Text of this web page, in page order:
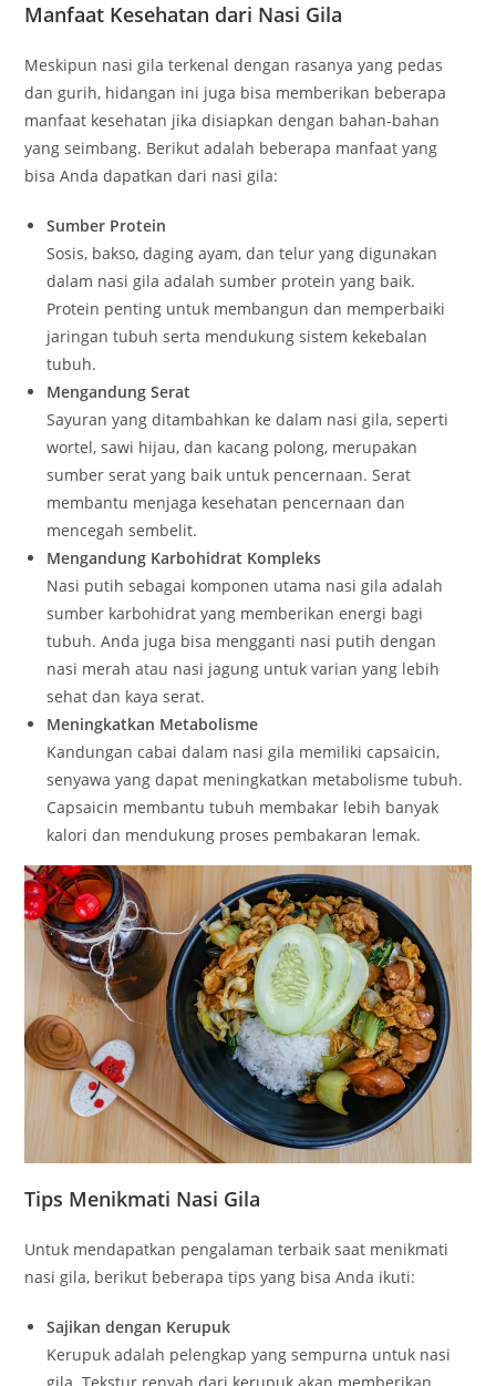
Manfaat Kesehatan dari Nasi Gila
Meskipun nasi gila terkenal dengan rasanya yang pedas
dan gurih, hidangan ini juga bisa memberikan beberapa
manfaat kesehatan jika disiapkan dengan bahan-bahan
yang seimbang. Berikut adalah beberapa manfaat yang
bisa Anda dapatkan dari nasi gila:
Sumber Protein
Sosis, bakso, daging ayam, dan telur yang digunakan
dalam nasi gila adalah sumber protein yang baik.
Protein penting untuk membangun dan memperbaiki
jaringan tubuh serta mendukung sistem kekebalan
tubuh.
Mengandung Serat
Sayuran yang ditambahkan ke dalam nasi gila, seperti
wortel, sawi hijau, dan kacang polong, merupakan
sumber serat yang baik untuk pencernaan. Serat
membantu menjaga kesehatan pencernaan dan
mencegah sembelit.
Mengandung Karbohidrat Kompleks
Nasi putih sebagai komponen utama nasi gila adalah
sumber karbohidrat yang memberikan energi bagi
tubuh. Anda juga bisa mengganti nasi putih dengan
nasi merah atau nasi jagung untuk varian yang lebih
sehat dan kaya serat.
Meningkatkan Metabolisme
Kandungan cabai dalam nasi gila memiliki capsaicin,
senyawa yang dapat meningkatkan metabolisme tubuh.
Capsaicin membantu tubuh membakar lebih banyak
kalori dan mendukung proses pembakaran lemak.
Tips Menikmati Nasi Gila
Untuk mendapatkan pengalaman terbaik saat menikmati
nasi gila, berikut beberapa tips yang bisa Anda ikuti:
Sajikan dengan Kerupuk
Kerupuk adalah pelengkap yang sempurna untuk nasi